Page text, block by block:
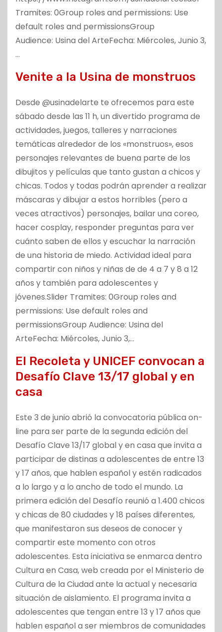
Tramites: 0Group roles and permissions: Use
default roles and permissionsGroup
Audience: Usina del ArteFecha: Miércoles, Junio 3,
…
Venite a la Usina de monstruos
Desde @usinadelarte te ofrecemos para este
sábado desde las 11 h, un divertido programa de
actividades, juegos, talleres y narraciones
temáticas alrededor de los «monstruos», esos
personajes relevantes de buena parte de los
dibujitos y películas que tanto gustan a chicos y
chicas. Todos y todas podrán aprender a realizar
máscaras y dibujar a estos horribles (pero a
veces atractivos) personajes, bailar una coreo,
hacer cosplay, responder preguntas para ver
cuánto saben de ellos y escuchar la narración
de una historia de miedo. Actividad ideal para
compartir con niños y niñas de de 4 a 7 y 8 a 12
años y también para adolescentes y
jóvenes.Slider Tramites: 0Group roles and
permissions: Use default roles and
permissionsGroup Audience: Usina del
ArteFecha: Miércoles, Junio 3,…
El Recoleta y UNICEF convocan a
Desafío Clave 13/17 global y en
casa
Este 3 de junio abrió la convocatoria pública on-
line para ser parte de la segunda edición del
Desafío Clave 13/17 global y en casa que invita a
participar de distinas a adolescentes de entre 13
y 17 años, que hablen español y estén radicados
a lo largo y a lo ancho de todo el mundo. La
primera edición del Desafío reunió a 1.400 chicos
y chicas de 80 ciudades y 18 países diferentes,
que manifestaron sus deseos de conocer y
compartir este momento con otros
adolescentes. Esta iniciativa se enmarca dentro
Cultura en Casa, web creada por el Ministerio de
Cultura de la Ciudad ante la actual y necesaria
situación de aislamiento. El programa invita a
adolescentes que tengan entre 13 y 17 años que
hablen español a ser miembros de comunidades